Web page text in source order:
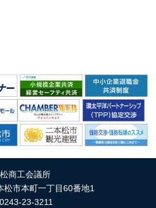
商工会議所
松市本町一丁目60番地1
23-3211